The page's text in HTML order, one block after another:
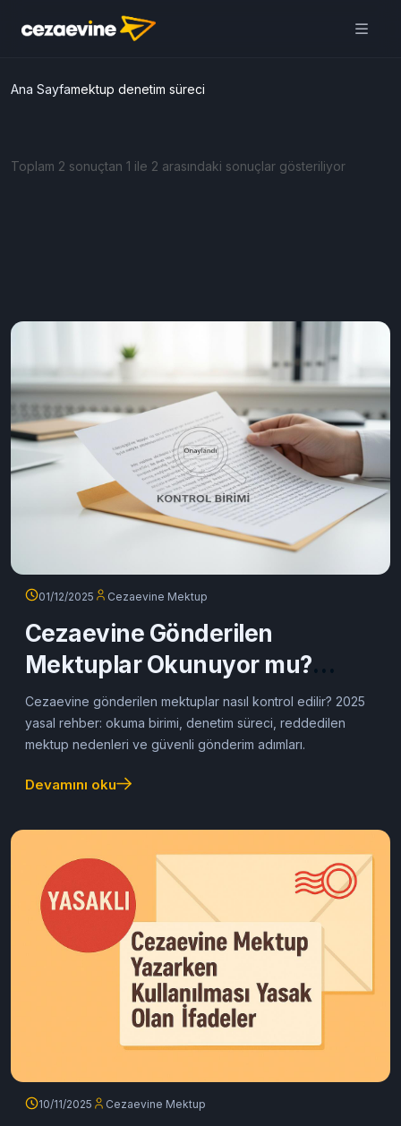
Ana Sayfamektup denetim süreci
Toplam 2 sonuçtan 1 ile 2 arasındaki sonuçlar gösteriliyor
01/12/2025 Cezaevine Mektup
Cezaevine Gönderilen
Mektuplar Okunuyor mu?
Gerçekleri Öğrenin (2025)
Cezaevine gönderilen mektuplar nasıl kontrol edilir? 2025
yasal rehber: okuma birimi, denetim süreci, reddedilen
mektup nedenleri ve güvenli gönderim adımları.
Devamını oku
10/11/2025 Cezaevine Mektup